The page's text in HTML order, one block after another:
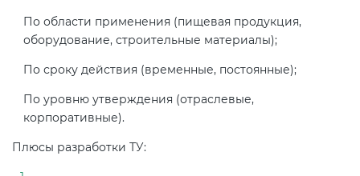
По области применения (пищевая продукция,
оборудование, строительные материалы);
По сроку действия (временные, постоянные);
По уровню утверждения (отраслевые,
корпоративные).
Плюсы разработки ТУ: